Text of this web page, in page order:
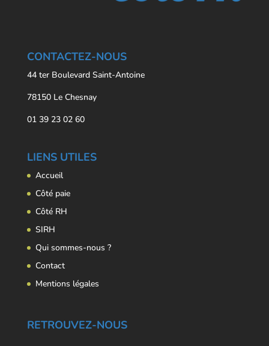
CONTACTEZ-NOUS
44 ter Boulevard Saint-Antoine
78150 Le Chesnay
01 39 23 02 60
LIENS UTILES
Accueil
Côté paie
Côté RH
SIRH
Qui sommes-nous ?
Contact
Mentions légales
RETROUVEZ-NOUS